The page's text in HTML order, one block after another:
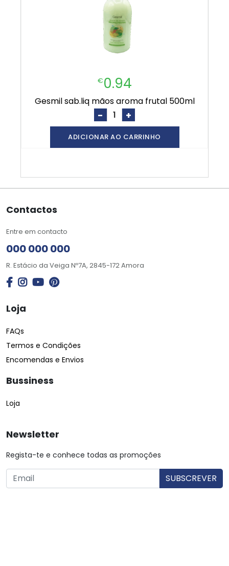
€0.94
gesmil sab.liq mãos aroma frutal 500ml
- +
ADICIONAR AO CARRINHO
Contactos
Entre em contacto
000 000 000
R. Estácio da Veiga Nº7A, 2845-172 Amora
Loja
FAQs
Termos e Condições
Encomendas e Envios
Bussiness
Loja
Newsletter
Regista-te e conhece todas as promoções